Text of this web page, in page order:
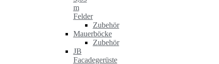
m
Felder
Zubehör
Mauerböcke
Zubehör
JB
Facadegerüste